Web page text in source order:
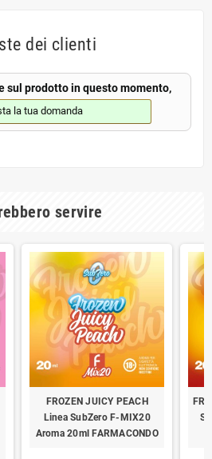
dei clienti
sul prodotto in questo momento,
la tua domanda
servire
FROZEN JUICY PEACH
Linea SubZero F-MIX20
Aroma 20ml FARMACONDO